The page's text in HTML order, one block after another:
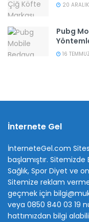
20
Pubg
16
İnternete Gel
İnterneteGel.com Sitesi
başlamıştır.
Sağlık, Spor Diyet ve
Sitemize reklam
geçmek için
veya 0850 840 03 19
hattımızdan bilgi